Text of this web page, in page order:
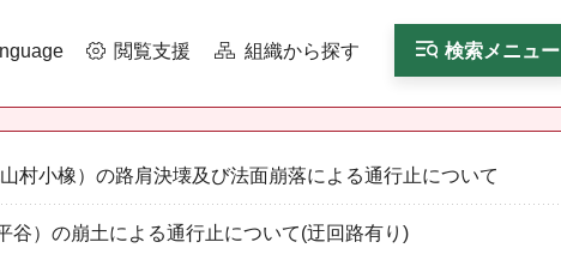
閲覧支援 組織から探す 検索メニュー
村小橡）の路肩決壊及び法面崩落による通行止について
谷）の崩土による通行止について(迂回路有り)